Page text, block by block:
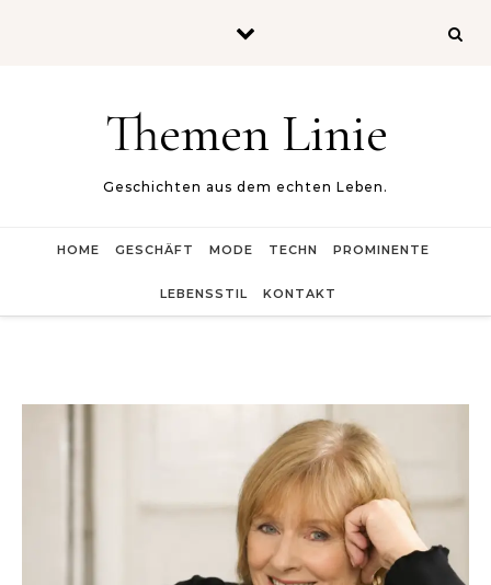
Themen Linie
Geschichten aus dem echten Leben.
HOME GESCHÄFT MODE TECHN PROMINENTE
LEBENSSTIL KONTAKT